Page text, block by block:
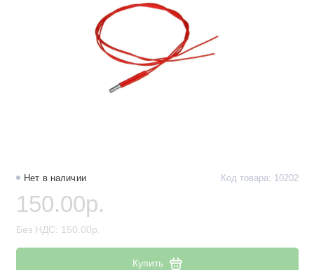
Нет в наличии Код товара: 10202
150.00р.
Без НДС: 150.00р.
Купить